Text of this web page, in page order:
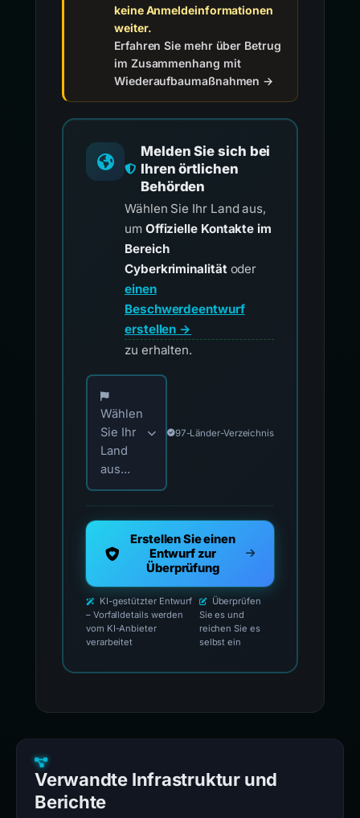
keine Anmeldeinformationen
weiter.
Erfahren Sie mehr über Betrug
im Zusammenhang mit
Wiederaufbaumaßnahmen →
Melden Sie sich bei
Ihren örtlichen
Behörden
Wählen Sie Ihr Land aus,
um Offizielle Kontakte im
Bereich
Cyberkriminalitätoder
einen
Beschwerdeentwurf
erstellen →
zu erhalten.
Wählen Sie Ihr Land für offizielle
Wählen
Sie Ihr
Land
aus...
97-Länder-Verzeichnis
Erstellen Sie einen
Entwurf zur
Überprüfung
KI-gestützter Entwurf
– Vorfalldetails werden
vom KI-Anbieter
verarbeitet
Überprüfen
Sie es und
reichen Sie es
selbst ein
Verwandte Infrastruktur und
Berichte